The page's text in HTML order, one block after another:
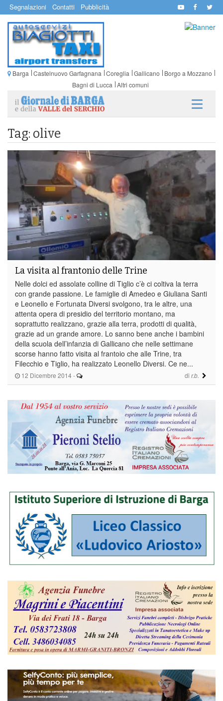
Segnalazioni Contatti Pubblicità
Barga Castelnuovo Garfagnana Coreglia Gallicano
Borgo a Mozzano
Bagni di Lucca Altri comuni
Tag: olive
12 Dicembre 2014 - di r.b.
La visita al frantonio delle Trine
Nelle dolci ed assolate colline di Tiglio c’è ci coltiva la terra
con grande passione. Le famiglie di Amedeo e Giuliana Santi
e Leonello e Fortunata Diversi svolgono, tra le altre, una
attenta opera di presidio del territorio montano, ma
soprattutto realizzano, grazie alla terra, prodotti di qualità,
grazie ad un grande amore. Lo sanno bene anche i bambini
della scuola dell’infanzia di Gallicano che nelle settimane
scorse hanno fatto visita al frantoio che alle Trine, tra
Filecchio e Tiglio, ha realizzato Leonello Diversi. Ce ne...